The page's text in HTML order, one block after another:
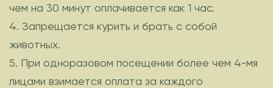
чем на 30 минут оплачивается как 1 час.
4. Запрещается курить и брать с собой
животных.
5. При одноразовом посещении более чем 4-мя
лицами взимается оплата за каждого